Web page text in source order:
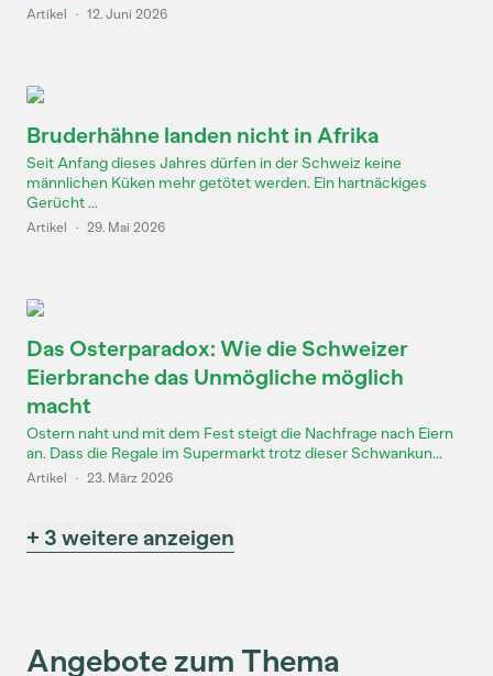
Artikel · 12. Juni 2026
Bruderhähne landen nicht in Afrika
Seit Anfang dieses Jahres dürfen in der Schweiz keine
männlichen Küken mehr getötet werden. Ein hartnäckiges
Gerücht ...
Artikel · 29. Mai 2026
Das Osterparadox: Wie die Schweizer
Eierbranche das Unmögliche möglich
macht
Ostern naht und mit dem Fest steigt die Nachfrage nach Eiern
an. Dass die Regale im Supermarkt trotz dieser Schwankun...
Artikel · 23. März 2026
+ 3 weitere anzeigen
Angebote zum Thema